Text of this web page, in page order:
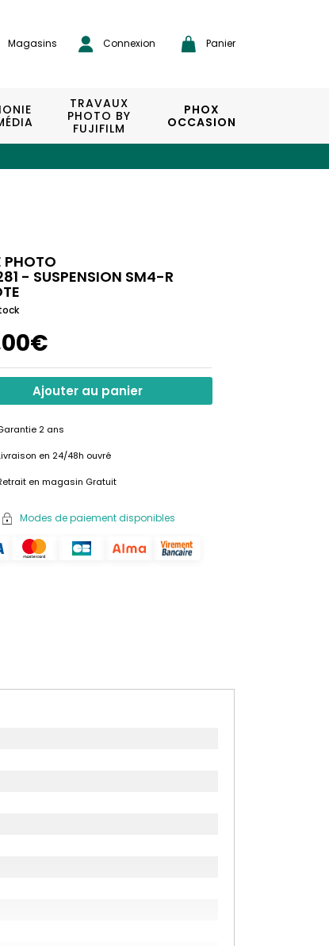
Magasins Connexion Panier
TRAVAUX
PHOTO BY
FUJIFILM
PHOX
OCCASION
PHOTO
- SUSPENSION SM4-R
Ajouter au panier
2 ans
en 24/48h ouvré
en magasin Gratuit
Modes de paiement disponibles